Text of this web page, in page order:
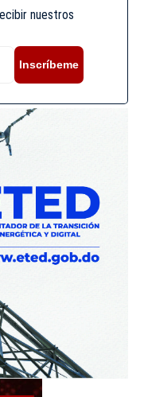
nuestros
Inscríbeme